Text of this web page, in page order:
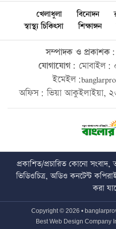
খেলাধুলা বিনোদন
স্বাস্থ্য চিকিৎসা
শিক্ষাঙ্গন
সম্পাদক ও প্রকাশক:
যোগাযোগ: মোবাইল:
অফিস: ভিয়া আকুইলাইয়া,
প্রকাশিত/প্রচারিত কোনো সংবাদ,
ভিডিওচিত্র, অডিও কনটেন্ট
করা
Copyright © 2026 •
Best Web Design Company